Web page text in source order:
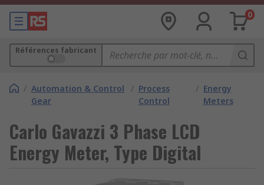
0
Références fabricant
/ Automation & Control
Gear
/ Process
Control
/ Energy
Meters
Carlo Gavazzi 3 Phase LCD
Energy Meter, Type Digital